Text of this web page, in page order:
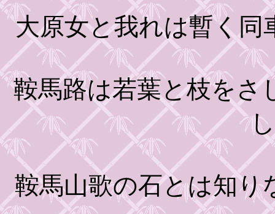
大原女と我れは暫く同
鞍馬路は若葉と枝をさ
鞍馬山歌の石とは知り